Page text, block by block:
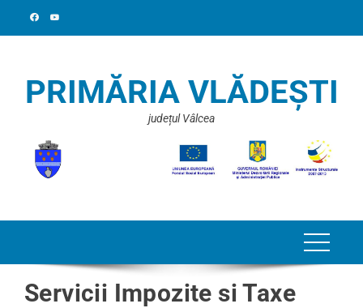
PRIMĂRIA VLĂDEȘTI
județul Vâlcea
Servicii Impozite si Taxe